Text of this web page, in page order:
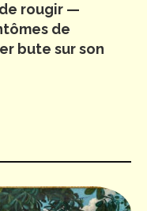
rougir —
de
bute sur son